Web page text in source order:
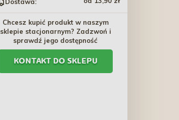
Chcesz kupić produkt w naszym
sklepie stacjonarnym? Zadzwoń i
sprawdź jego dostępność
KONTAKT DO SKLEPU